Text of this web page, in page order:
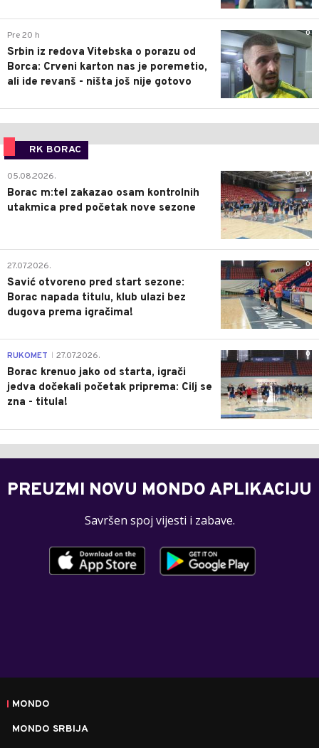
0
Pre 20 h
Srbin iz redova Vitebska o porazu od
Borca: Crveni karton nas je poremetio,
ali ide revanš - ništa još nije gotovo
RK BORAC
0
05.08.2026.
Borac m:tel zakazao osam kontrolnih
utakmica pred početak nove sezone
0
27.07.2026.
Savić otvoreno pred start sezone:
Borac napada titulu, klub ulazi bez
dugova prema igračima!
0
RUKOMET 27.07.2026.
Borac krenuo jako od starta, igrači
jedva dočekali početak priprema: Cilj se
zna - titula!
PREUZMI NOVU MONDO APLIKACIJU
Savršen spoj vijesti i zabave.
MONDO
MONDO SRBIJA